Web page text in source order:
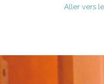
Aller vers